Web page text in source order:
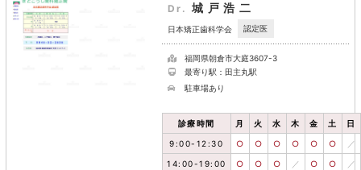
Dr. 城戸浩二
日本矯正歯科学会 認定医
福岡県朝倉市大庭3607-3
最寄り駅：田主丸駅
駐車場あり
診療時間 月 火 水 木 金 土 日
9:00-12:30 ○ ○ ○ ○ ○ ○ ／
14:00-19:00 ○ ○ ○ ／ ○ ○ ／